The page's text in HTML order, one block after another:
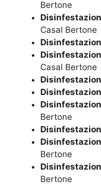
Bertone
Casal Bertone
Casal Bertone
Bertone
Bertone
Bertone